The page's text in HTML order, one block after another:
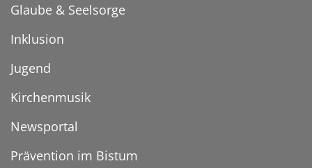
Glaube & Seelsorge
Inklusion
Jugend
Kirchenmusik
Newsportal
Prävention im Bistum